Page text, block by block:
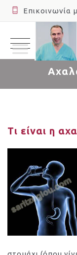
Επικοινωνία
Τι είναι η